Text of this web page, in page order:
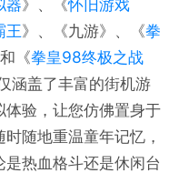
器》、《怀旧游戏
王》、《九游》、《拳
《拳皇98终极之战
涵盖了丰富的街机游
验，让您仿佛置身于
随地重温童年记忆，
热血格斗还是休闲台